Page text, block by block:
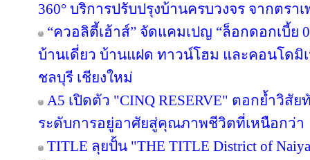
360° บริการปรับปรุงบ้านครบวงจร จากตรา
“ควอลิตี้เฮ้าส์” จัดแคมเปญ “ล็อกดอกเบี้ย
บ้านเดี่ยว บ้านแฝด ทาวน์โฮม และคอนโดมิ
ชลบุรี เชียงใหม่
A5 เปิดตัว "CINQ RESERVE" ตอกย้ำวิสัย
ระดับการอยู่อาศัยสู่คุณภาพชีวิตที่เหนือกว่า
TITLE ลุยปั้น "THE TITLE District of